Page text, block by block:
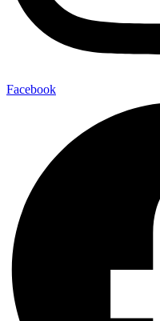
Facebook